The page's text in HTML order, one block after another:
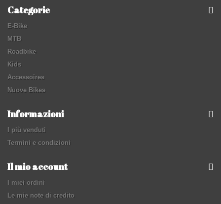
Categorie
E-Bike
MTB
Roadbike
Kids
Accessoires
Nuove Bikes
Informazioni
I più venduti
Termini e condizioni
Il mio account
I miei ordini
Le mie note di credito